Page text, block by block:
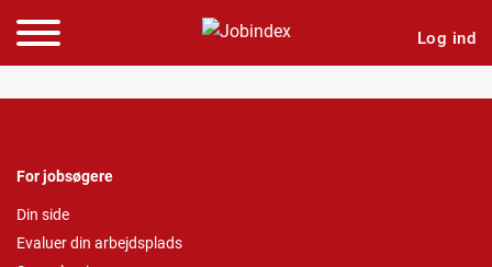
Log ind
For jobsøgere
Din side
Evaluer din arbejdsplads